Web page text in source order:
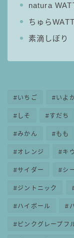
natura
ちゅら
素滴しぼり
いちご いよ
しそ すだち
みかん もも
オレンジ キ
サイダー シ
ジントニック
ハイボール
ピンクグレープフ